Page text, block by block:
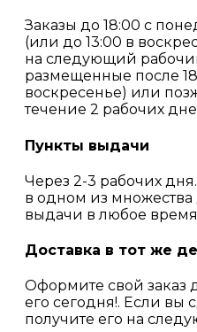
Заказы до 18:00 с
(или до 13:00 в
на следующий
размещенные после
воскресенье) или
течение 2 рабочих
Пункты выдачи
Через 2-3 рабочих
в одном из множества
выдачи в любое время
Доставка в тот же
Оформите свой заказ
его сегодня!. Если вы
получите его на